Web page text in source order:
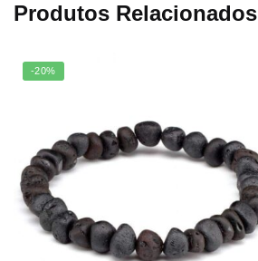
Produtos Relacionados
-20%